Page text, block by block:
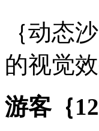
｛动态
的视觉效
游客｛